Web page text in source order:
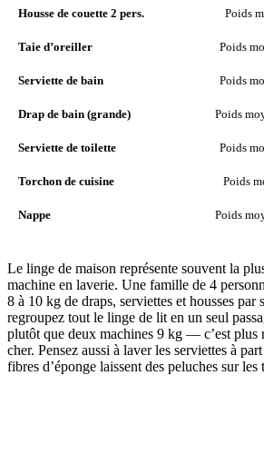
Housse de couette 2 pers. Poids
Taie d’oreiller Poids
Serviette de bain Poids
Drap de bain (grande) Poids
Serviette de toilette Poids
Torchon de cuisine Poids
Nappe Poids
Le linge de maison représente souvent la
machine en laverie. Une famille de 4
8 à 10 kg de draps, serviettes et housses par
regroupez tout le linge de lit en un seul
plutôt que deux machines 9 kg — c’est plus
cher. Pensez aussi à laver les serviettes à
fibres d’éponge laissent des peluches sur